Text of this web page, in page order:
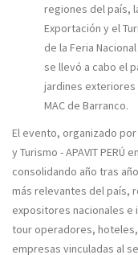
regiones del país,
Exportación y el
de la Feria
se llevó a cabo el
jardines exteriores
MAC de Barranco.
El evento, organizado
y Turismo - APAVIT PERÚ
consolidando año tras
más relevantes del país,
expositores nacionales e
tour operadores,
empresas vinculadas al